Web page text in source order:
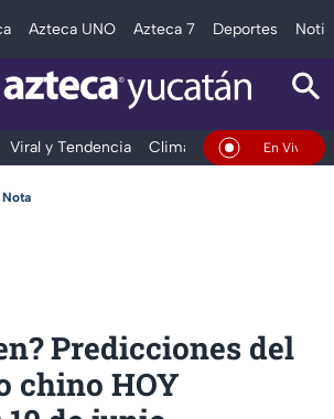
Azteca UNO Azteca 7 Deportes
Viral y Tendencia Clima DeportesEn Vivo
Nota
Predicciones del
chino HOY